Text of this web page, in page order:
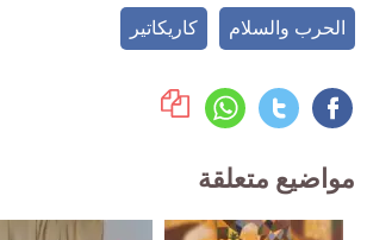
الحرب والسلام كاريكاتير
مواضيع متعلقة